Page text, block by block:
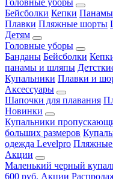
Головные уборы
Бейсболки Кепки Панамы
Плавки Пляжные шорты
Детям
Головные уборы
Банданы Бейсболки
панамы и шляпы
Купальники Плавки и
Аксессуары
Шапочки для плавания
Новинки
Купальники
больших размеров
одежда Levelpro Пляжные
Акции
Маленький черный
600 руб. Акции